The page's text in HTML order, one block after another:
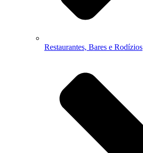
Restaurantes, Bares e Rodízios